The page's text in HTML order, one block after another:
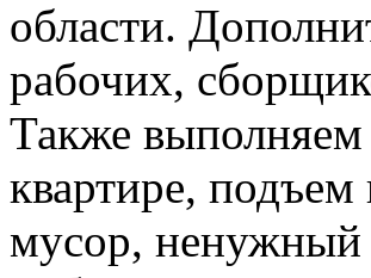
области.
рабочих,
Также выполняем
квартире,
мусор, ненужный